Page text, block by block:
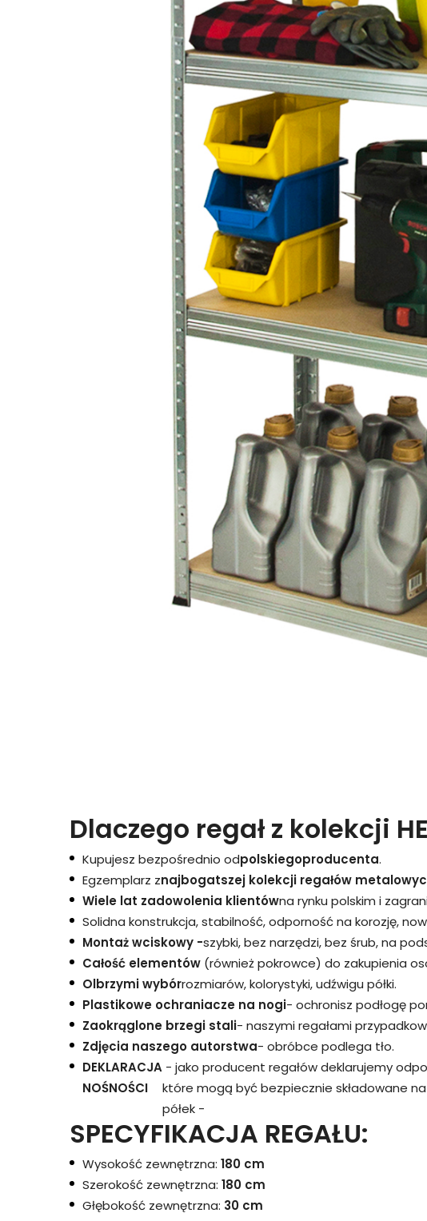
Dlaczego regał z kolekcji
Kupujesz bezpośrednio odpolskiegoproducenta.
Egzemplarz znajbogatszej kolekcji regałów
Wiele lat zadowolenia klientówna rynku polskim i
Solidna konstrukcja, stabilność, odporność na korozję,
Montaż wciskowy -szybki, bez narzędzi, bez śrub, na
Całość elementów (również pokrowce) do zakupienia
Olbrzymi wybórrozmiarów, kolorystyki, udźwigu półki.
Plastikowe ochraniacze na nogi- ochronisz podłogę
Zaokrąglone brzegi stali- naszymi regałami
Zdjęcia naszego autorstwa- obróbce podlega tło.
DEKLARACJA
NOŚNOŚCI
- jako producent regałów deklarujemy
które mogą być bezpiecznie składowane
półek -
SPECYFIKACJA REGAŁU:
Wysokość zewnętrzna: 180 cm
Szerokość zewnętrzna: 180 cm
Głębokość zewnętrzna: 30 cm